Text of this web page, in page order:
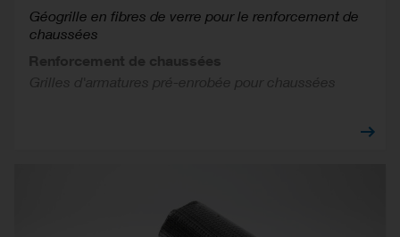
Géogrille en fibres de verre pour le renforcement de
chaussées
Renforcement de chaussées
Grilles d'armatures pré-enrobée pour chaussées